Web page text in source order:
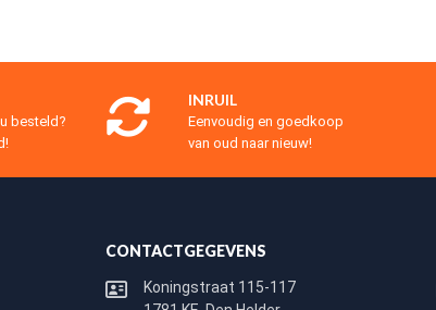
besteld?
INRUIL
Eenvoudig en goedkoop
van oud naar nieuw!
CONTACTGEGEVENS
Koningstraat 115-117